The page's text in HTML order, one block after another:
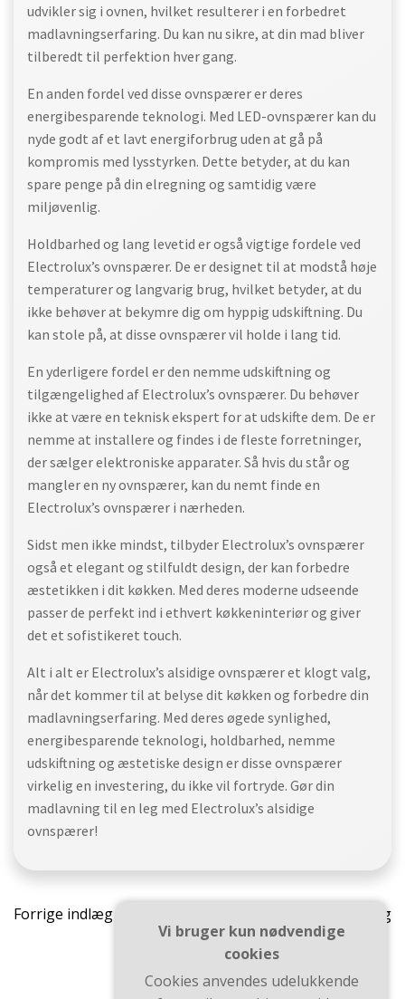
udvikler sig i ovnen, hvilket resulterer i en forbedret
madlavningserfaring. Du kan nu sikre, at din mad bliver
tilberedt til perfektion hver gang.
En anden fordel ved disse ovnspærer er deres
energibesparende teknologi. Med LED-ovnspærer kan du
nyde godt af et lavt energiforbrug uden at gå på
kompromis med lysstyrken. Dette betyder, at du kan
spare penge på din elregning og samtidig være
miljøvenlig.
Holdbarhed og lang levetid er også vigtige fordele ved
Electrolux’s ovnspærer. De er designet til at modstå høje
temperaturer og langvarig brug, hvilket betyder, at du
ikke behøver at bekymre dig om hyppig udskiftning. Du
kan stole på, at disse ovnspærer vil holde i lang tid.
En yderligere fordel er den nemme udskiftning og
tilgængelighed af Electrolux’s ovnspærer. Du behøver
ikke at være en teknisk ekspert for at udskifte dem. De er
nemme at installere og findes i de fleste forretninger,
der sælger elektroniske apparater. Så hvis du står og
mangler en ny ovnspærer, kan du nemt finde en
Electrolux’s ovnspærer i nærheden.
Sidst men ikke mindst, tilbyder Electrolux’s ovnspærer
også et elegant og stilfuldt design, der kan forbedre
æstetikken i dit køkken. Med deres moderne udseende
passer de perfekt ind i ethvert køkkeninteriør og giver
det et sofistikeret touch.
Alt i alt er Electrolux’s alsidige ovnspærer et klogt valg,
når det kommer til at belyse dit køkken og forbedre din
madlavningserfaring. Med deres øgede synlighed,
energibesparende teknologi, holdbarhed, nemme
udskiftning og æstetiske design er disse ovnspærer
virkelig en investering, du ikke vil fortryde. Gør din
madlavning til en leg med Electrolux’s alsidige
ovnspærer!
Indlægsnavigation
Forrige indlæg
Næste indlæg
Vi bruger kun nødvendige
cookies
Cookies anvendes udelukkende